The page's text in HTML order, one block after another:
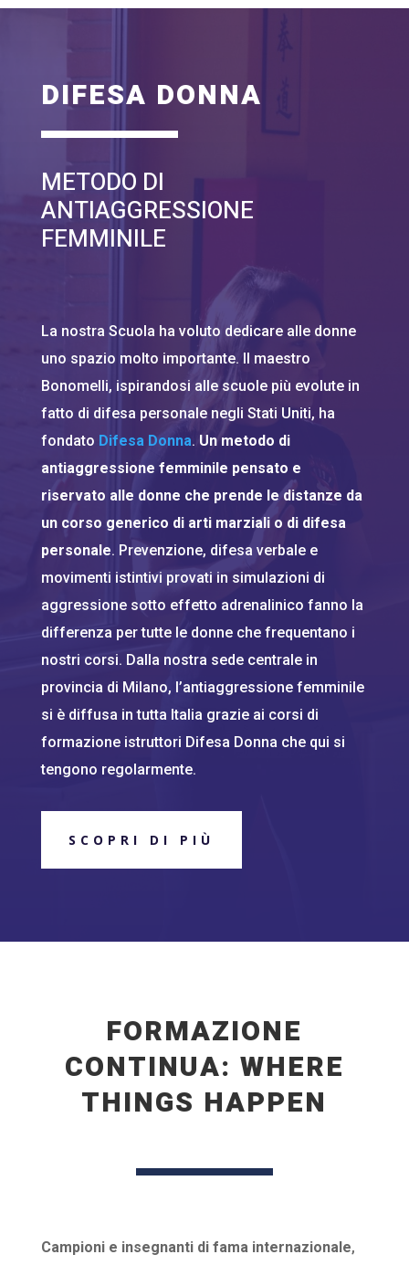
DIFESA DONNA
METODO DI
ANTIAGGRESSIONE
FEMMINILE
La nostra Scuola ha voluto dedicare alle donne
uno spazio molto importante. Il maestro
Bonomelli, ispirandosi alle scuole più evolute in
fatto di difesa personale negli Stati Uniti, ha
fondato Difesa Donna. Un metodo di
antiaggressione femminile pensato e
riservato alle donne che prende le distanze da
un corso generico di arti marziali o di difesa
personale. Prevenzione, difesa verbale e
movimenti istintivi provati in simulazioni di
aggressione sotto effetto adrenalinico fanno la
differenza per tutte le donne che frequentano i
nostri corsi. Dalla nostra sede centrale in
provincia di Milano, l’antiaggressione femminile
si è diffusa in tutta Italia grazie ai corsi di
formazione istruttori Difesa Donna che qui si
tengono regolarmente.
SCOPRI DI PIÙ
FORMAZIONE
CONTINUA: WHERE
THINGS HAPPEN
Campioni e insegnanti di fama internazionale,